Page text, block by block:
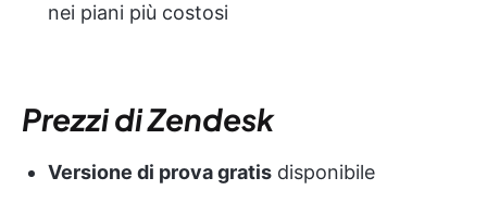
nei piani più costosi
Prezzi di Zendesk
Versione di prova gratis disponibile